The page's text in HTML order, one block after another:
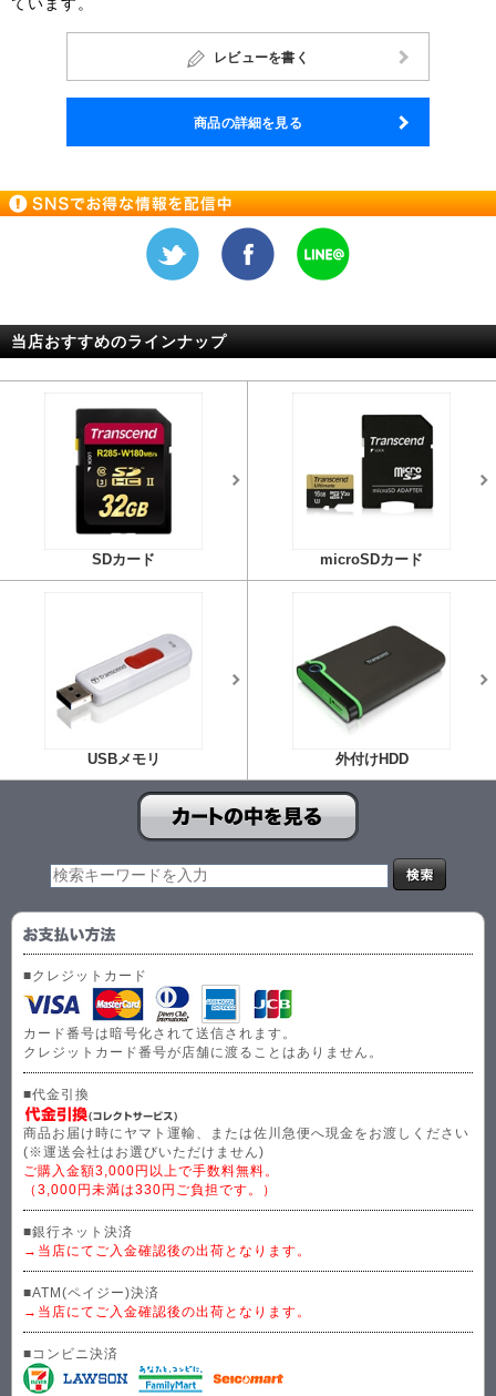
ています。
レビューを書く
商品の詳細を見る
当店おすすめのラインナップ
SDカード microSDカード
USBメモリ 外付けHDD
■クレジットカード
カード番号は暗号化されて送信されます。
クレジットカード番号が店舗に渡ることはありません。
■代金引換
商品お届け時にヤマト運輸、または佐川急便へ現金をお渡しください
(※運送会社はお選びいただけません)
ご購入金額3,000円以上で手数料無料。
（3,000円未満は330円ご負担です。）
■銀行ネット決済
→当店にてご入金確認後の出荷となります。
■ATM(ペイジー)決済
→当店にてご入金確認後の出荷となります。
■コンビニ決済